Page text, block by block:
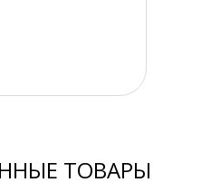
ТОВАРЫ